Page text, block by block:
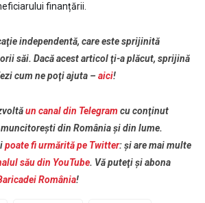
finanțării.
independentă, care este sprijinită
săi. Dacă acest articol ţi-a plăcut, sprijină
cum ne poţi ajuta – aici!
un canal din Telegram cu conţinut
din România şi din lume.
poate fi urmărită pe Twitter: şi are mai multe
său din YouTube. Vă puteţi şi abona
România!